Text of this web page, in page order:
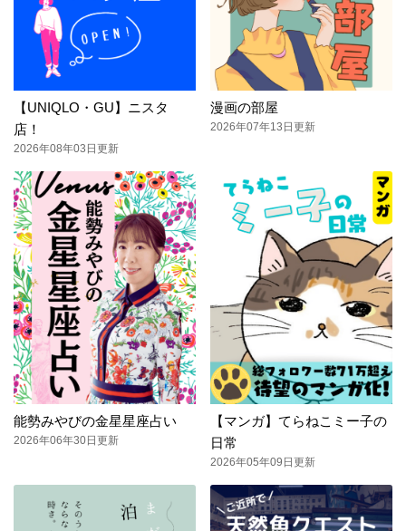
【UNIQLO・GU】ニスタ
店！
2026年08年03日更新
漫画の部屋
2026年07年13日更新
能勢みやびの金星星座占い
2026年06年30日更新
【マンガ】てらねこミー子の
日常
2026年05年09日更新